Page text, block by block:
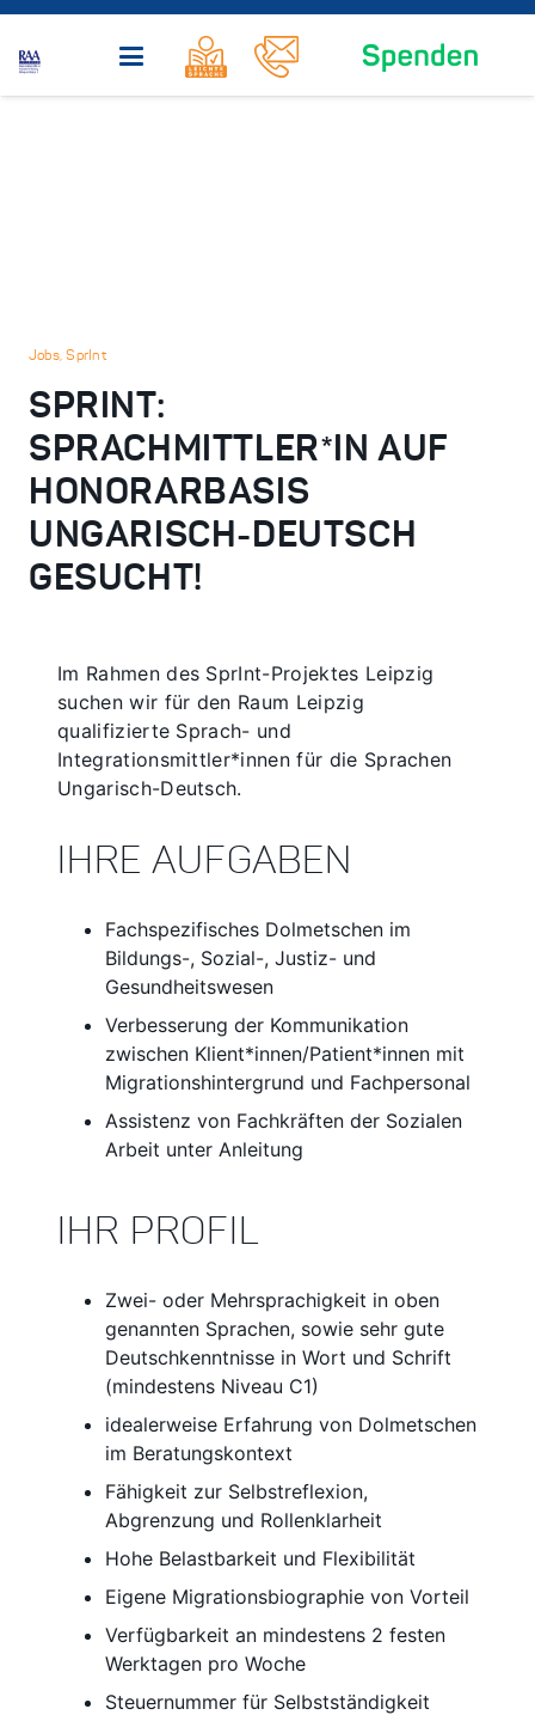
Jobs,SprInt
SPRINT:
SPRACHMITTLER*IN AUF
HONORARBASIS
UNGARISCH-DEUTSCH
GESUCHT!
Im Rahmen des SprInt-Projektes Leipzig
suchen wir für den Raum Leipzig
qualifizierte Sprach- und
Integrationsmittler*innen für die Sprachen
Ungarisch-Deutsch.
IHRE AUFGABEN
Fachspezifisches Dolmetschen im
Bildungs-, Sozial-, Justiz- und
Gesundheitswesen
Verbesserung der Kommunikation
zwischen Klient*innen/Patient*innen mit
Migrationshintergrund und Fachpersonal
Assistenz von Fachkräften der Sozialen
Arbeit unter Anleitung
IHR PROFIL
Zwei- oder Mehrsprachigkeit in oben
genannten Sprachen, sowie sehr gute
Deutschkenntnisse in Wort und Schrift
(mindestens Niveau C1)
idealerweise Erfahrung von Dolmetschen
im Beratungskontext
Fähigkeit zur Selbstreflexion,
Abgrenzung und Rollenklarheit
Hohe Belastbarkeit und Flexibilität
Eigene Migrationsbiographie von Vorteil
Verfügbarkeit an mindestens 2 festen
Werktagen pro Woche
Steuernummer für Selbstständigkeit